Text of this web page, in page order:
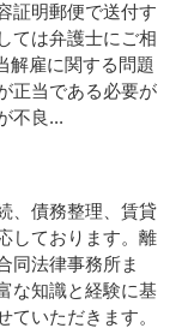
証明郵便で送付す
ては弁護士にご相
解雇に関する問題
正当である必要が
不良...
、債務整理、賃貸
しております。離
同法律事務所ま
な知識と経験に基
いただきます。